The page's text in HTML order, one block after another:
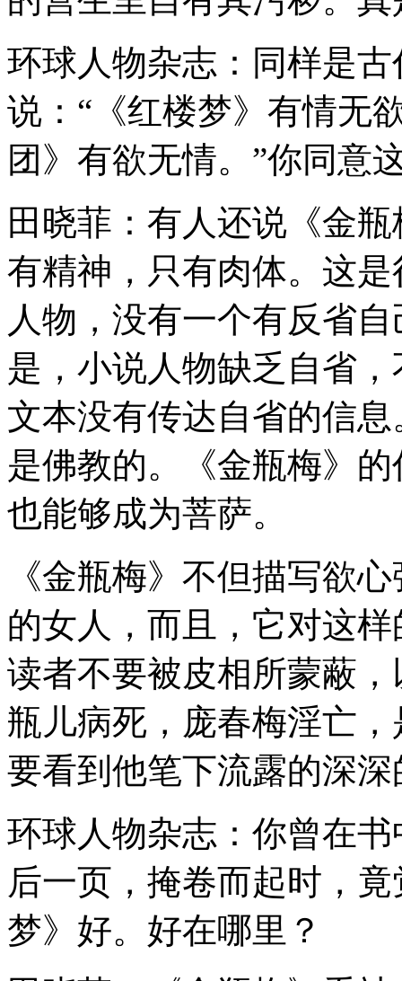
环球人物杂志：同样是
说：“《红楼梦》有情无
团》有欲无情。”你同意
田晓菲：有人还说《金
有精神，只有肉体。这
人物，没有一个有反省
是，小说人物缺乏自省
文本没有传达自省的信
是佛教的。《金瓶梅》
也能够成为菩萨。
《金瓶梅》不但描写欲
的女人，而且，它对这
读者不要被皮相所蒙蔽
瓶儿病死，庞春梅淫亡
要看到他笔下流露的深
环球人物杂志：你曾在
后一页，掩卷而起时，
梦》好。好在哪里？